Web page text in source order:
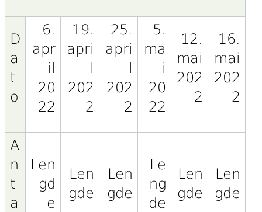
D
a
t
o
6.
apr
il
20
22
19.
apri
202
2
25.
apri
202
2
5.
ma
i
20
22
12.
mai
202
2
16.
mai
202
2
A
n
t
a
Len
gd
e
Len
gde
Len
gde
Le
ng
de
Len
gde
Len
gde